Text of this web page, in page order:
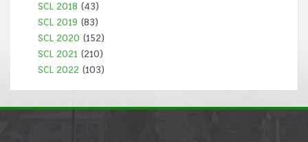
SCL 2018 (43)
SCL 2019 (83)
SCL 2020 (152)
SCL 2021 (210)
SCL 2022 (103)